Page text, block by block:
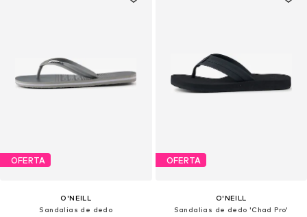
OFERTA
O'NEILL
Sandalias de dedo
OFERTA
O'NEILL
Sandalias de dedo 'Chad Pro'